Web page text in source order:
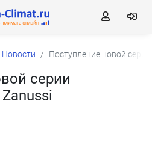
Новости Поступление новой
серии